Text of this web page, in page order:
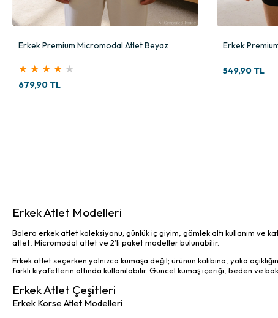
Erkek Premium Micromodal Atlet Beyaz
★ ★ ★ ★ ★
679,90 TL
Erkek
549,90 TL
Erkek Atlet Modelleri
Bolero erkek atlet koleksiyonu; günlük iç giyim, gömlek altı kullanım ve
atlet, Micromodal atlet ve 2’li paket modeller bulunabilir.
Erkek atlet seçerken yalnızca kumaşa değil; ürünün kalıbına, yaka
farklı kıyafetlerin altında kullanılabilir. Güncel kumaş içeriği, beden ve
Erkek Atlet Çeşitleri
Erkek Korse Atlet Modelleri